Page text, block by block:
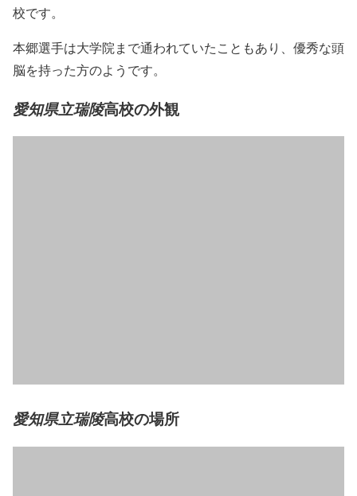
校です。
本郷選手は大学院まで通われていたこともあり、優秀な頭
脳を持った方のようです。
愛知県立瑞陵高校の外観
愛知県立瑞陵高校の場所